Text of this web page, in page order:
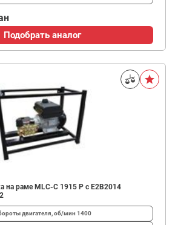
Подобрать аналог
на раме MLC-C 1915 P c E2B2014
двигателя, об/мин 1400